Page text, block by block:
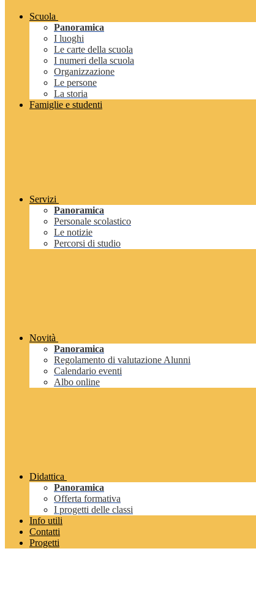
Scuola
Panoramica
I luoghi
Le carte della scuola
I numeri della scuola
Organizzazione
Le persone
La storia
Famiglie e studenti
Servizi
Panoramica
Personale scolastico
Le notizie
Percorsi di studio
Novità
Panoramica
Regolamento di valutazione Alunni
Calendario eventi
Albo online
Didattica
Panoramica
Offerta formativa
I progetti delle classi
Info utili
Contatti
Progetti